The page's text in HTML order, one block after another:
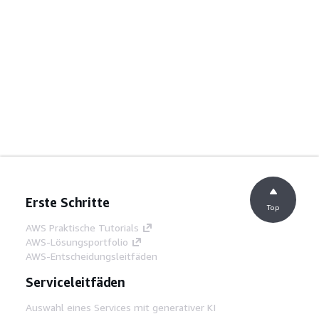
Erste Schritte
AWS Praktische Tutorials
AWS-Lösungsportfolio
AWS-Entscheidungsleitfäden
Serviceleitfäden
Auswahl eines Services mit generativer KI
Top